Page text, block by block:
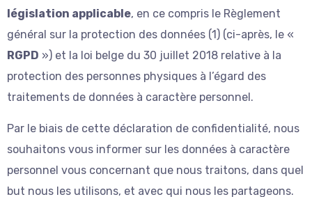
législation applicable, en ce compris le Règlement
général sur la protection des données (1) (ci-après, le «
RGPD ») et la loi belge du 30 juillet 2018 relative à la
protection des personnes physiques à l’égard des
traitements de données à caractère personnel.
Par le biais de cette déclaration de confidentialité, nous
souhaitons vous informer sur les données à caractère
personnel vous concernant que nous traitons, dans quel
but nous les utilisons, et avec qui nous les partageons.